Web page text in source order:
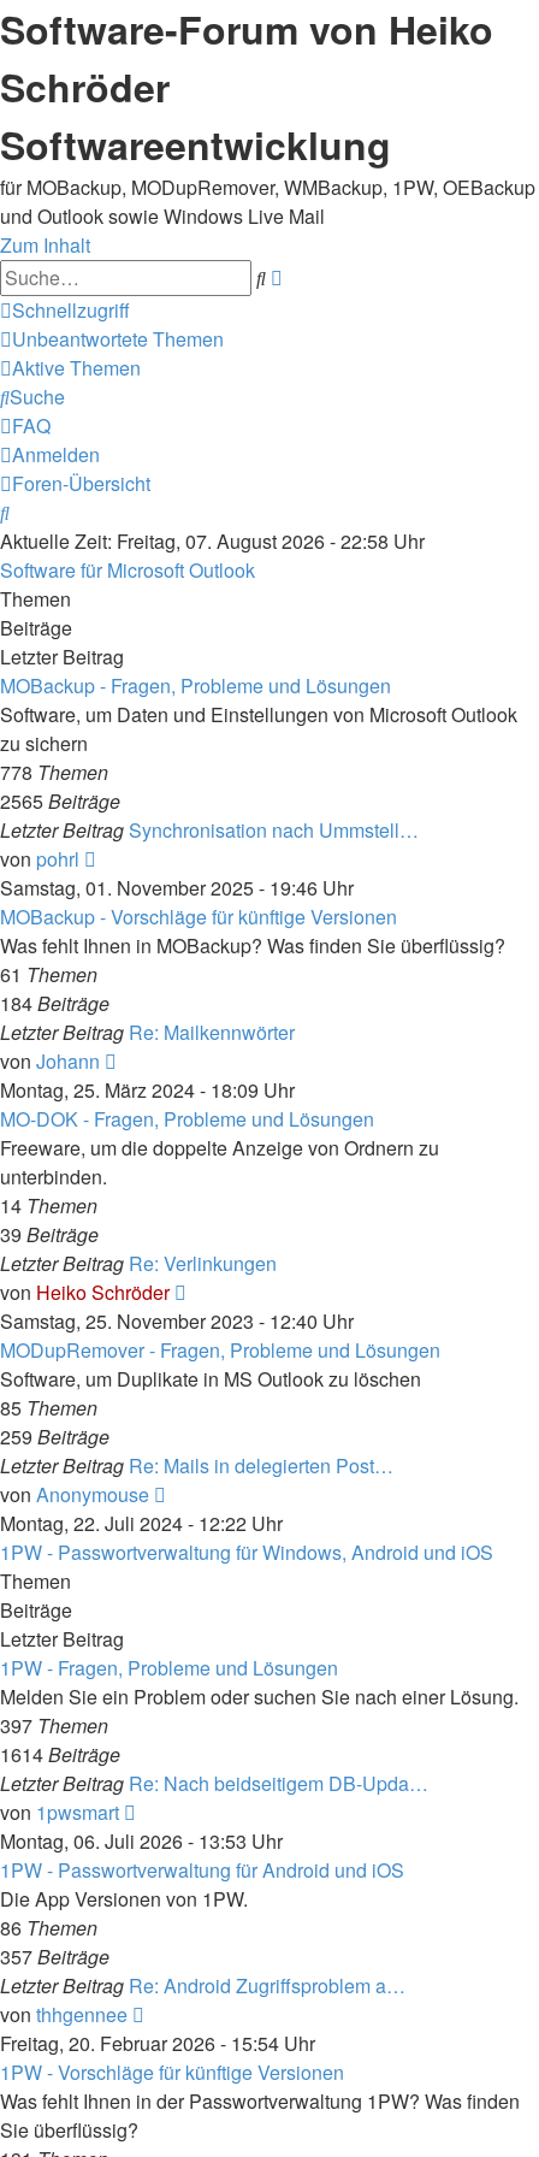
Software-Forum von Heiko
Schröder
Softwareentwicklung
für MOBackup, MODupRemover, WMBackup, 1PW, OEBackup
und Outlook sowie Windows Live Mail
Zum Inhalt
Suche
Schnellzugriff
Unbeantwortete Themen
Aktive Themen
Suche
FAQ
Anmelden
Foren-Übersicht
Suche
Aktuelle Zeit: Freitag, 07. August 2026 - 22:58 Uhr
Software für Microsoft Outlook
Themen
Beiträge
Letzter Beitrag
MOBackup - Fragen, Probleme und Lösungen
Software, um Daten und Einstellungen von Microsoft Outlook
zu sichern
778 Themen
2565Beiträge
Letzter BeitragSynchronisation nach Ummstell…
von pohrl
Beitrag
Samstag, 01. November 2025 - 19:46 Uhr
MOBackup - Vorschläge für künftige Versionen
Was fehlt Ihnen in MOBackup? Was finden Sie überflüssig?
61 Themen
184Beiträge
Letzter Beitrag Re: Mailkennwörter
von Johann
Beitrag
Montag, 25. März 2024 - 18:09 Uhr
MO-DOK - Fragen, Probleme und Lösungen
Freeware, um die doppelte Anzeige von Ordnern zu
unterbinden.
14 Themen
39 Beiträge
Letzter Beitrag Re: Verlinkungen
von Heiko Schröder
Beitrag
Samstag, 25. November 2023 - 12:40 Uhr
MODupRemover - Fragen, Probleme und Lösungen
Software, um Duplikate in MS Outlook zu löschen
85 Themen
259 Beiträge
Letzter Beitrag Re: Mails in delegierten Post…
von Anonymouse
Beitrag
Montag, 22. Juli 2024 - 12:22 Uhr
1PW - Passwortverwaltung für Windows, Android und iOS
Themen
Beiträge
Letzter Beitrag
1PW - Fragen, Probleme und Lösungen
Melden Sie ein Problem oder suchen Sie nach einer Lösung.
397 Themen
1614Beiträge
Letzter Beitrag Re: Nach beidseitigem DB-Upda…
von 1pwsmart
Beitrag
Montag, 06. Juli 2026 - 13:53 Uhr
1PW - Passwortverwaltung für Android und iOS
Die App Versionen von 1PW.
86 Themen
357Beiträge
Letzter Beitrag Re: Android Zugriffsproblem a…
von thhgennee
Beitrag
Freitag, 20. Februar 2026 - 15:54 Uhr
1PW - Vorschläge für künftige Versionen
Was fehlt Ihnen in der Passwortverwaltung 1PW? Was finden
Sie überflüssig?